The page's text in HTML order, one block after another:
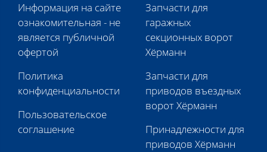
Информация на сайте
ознакомительная - не
является публичной
офертой
Политика
конфиденциальности
Пользовательское
соглашение
Запчасти для
гаражных
секционных ворот
Хёрманн
Запчасти для
приводов въездных
ворот Хёрманн
Принадлежности для
приводов Хёрманн